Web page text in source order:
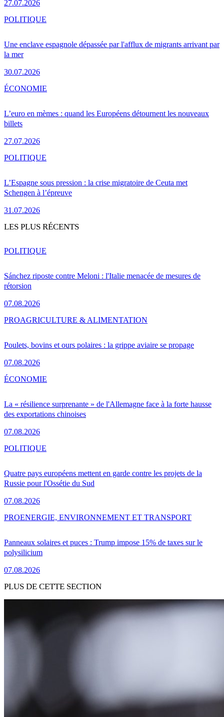
27.07.2026
Une enclave espagnole dépassée par l'afflux de migrants arrivant par
la mer
30.07.2026
POLITIQUE
L’euro en mèmes : quand les Européens détournent les nouveaux
billets
27.07.2026
ÉCONOMIE
L’Espagne sous pression : la crise migratoire de Ceuta met
Schengen à l’épreuve
31.07.2026
POLITIQUE
LES PLUS RÉCENTS
Sánchez riposte contre Meloni : l'Italie menacée de mesures de
rétorsion
07.08.2026
POLITIQUE
Poulets, bovins et ours polaires : la grippe aviaire se propage
07.08.2026
PROAGRICULTURE & ALIMENTATION
La « résilience surprenante » de l'Allemagne face à la forte hausse
des exportations chinoises
07.08.2026
ÉCONOMIE
Quatre pays européens mettent en garde contre les projets de la
Russie pour l'Ossétie du Sud
07.08.2026
POLITIQUE
Panneaux solaires et puces : Trump impose 15% de taxes sur le
polysilicium
07.08.2026
PROENERGIE, ENVIRONNEMENT ET TRANSPORT
PLUS DE CETTE SECTION